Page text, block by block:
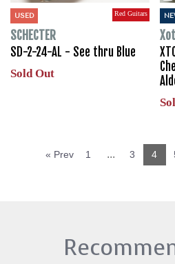
USED Red Guitars
SCHECTER
SD-2-24-AL - See thru Blue
Sold Out
« Prev 1 ... 3 4